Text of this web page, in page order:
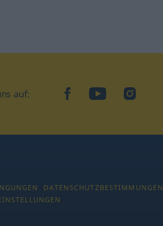
auf: facebookYouTubeInstagram
DATENSCHUTZBESTIMMUNGEN